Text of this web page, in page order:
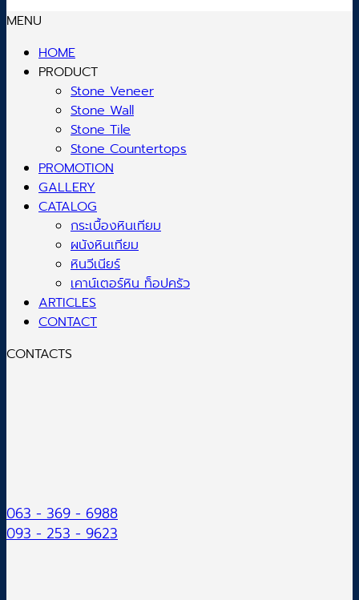
MENU
HOME
PRODUCT
Stone Veneer
Stone Wall
Stone Tile
Stone Countertops
PROMOTION
GALLERY
CATALOG
กระเบื้องหินเทียม
ผนังหินเทียม
หินวีเนียร์
เคาน์เตอร์หิน ท็อปครัว
ARTICLES
CONTACT
CONTACTS
063 - 369 - 6988
093 - 253 - 9623